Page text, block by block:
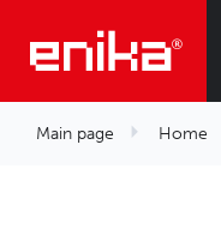
Main page Home